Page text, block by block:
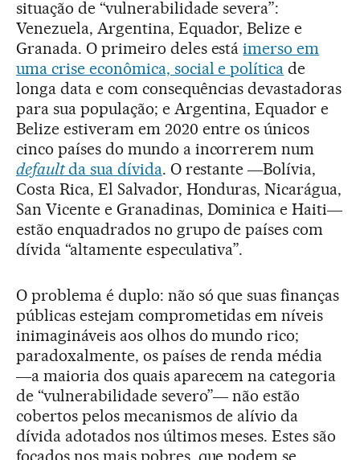
situação de “vulnerabilidade severa”:
Venezuela, Argentina, Equador, Belize e
Granada. O primeiro deles estáimerso em
uma crise econômica, social e política de
longa data e com consequências devastadoras
para sua população; e Argentina, Equador e
Belize estiveram em 2020 entre os únicos
cinco países do mundo a incorrerem num
defaultda sua dívida. O restante ―Bolívia,
Costa Rica, El Salvador, Honduras, Nicarágua,
San Vicente e Granadinas, Dominica e Haiti―
estão enquadrados no grupo de países com
dívida “altamente especulativa”.
O problema é duplo: não só que suas finanças
públicas estejam comprometidas em níveis
inimagináveis aos olhos do mundo rico;
paradoxalmente, os países de renda média
―a maioria dos quais aparecem na categoria
de “vulnerabilidade severo”― não estão
cobertos pelos mecanismos de alívio da
dívida adotados nos últimos meses. Estes são
focados nos mais pobres, que podem se